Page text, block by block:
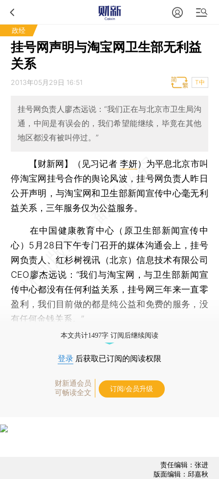
政经
挂号网声明与淘宝网卫生部无利益
关系
2013年05月29日 16:51 T中
挂号网负责人廖杰远说：“我们正在与北京市卫生局沟
通，中间是有误会的，我们希望能继续，毕竟在其他
地区都没有被叫停过。”
【财新网】（见习记者 李妍） 为平息北京市叫
停淘宝网挂号合作的舆论风波，挂号网负责人昨日
公开声明，与淘宝网和卫生部新闻宣传中心毫无利
益关系，三年服务仅为公益服务。
在中国健康教育中心（原卫生部新闻宣传中
心）5月28日下午专门召开的媒体沟通会上，挂号
网负责人、红杉树视讯（北京）信息技术有限公司
CEO廖杰远说：“我们与淘宝网，与卫生部新闻宣
传中心都没有任何利益关系，挂号网三年来一直零
盈利，我们目前做的都是纯公益和免费的服务，没
有任何金钱关系。”
本文共计1497字 订阅后继续阅读
登录 后获取已订阅的阅读权限
财新通会员
可畅读全文
订阅/会员升级
责任编辑：张进
版面编辑：邱嘉秋